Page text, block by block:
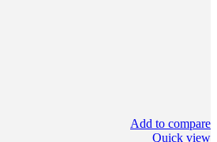
Add to compare
Quick view